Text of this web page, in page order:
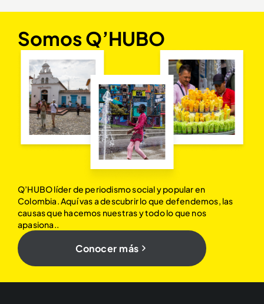
Somos Q’HUBO
Q’HUBO líder de periodismo social y popular en
Colombia. Aquí vas a descubrir lo que defendemos, las
causas que hacemos nuestras y todo lo que nos
apasiona..
Conocer más